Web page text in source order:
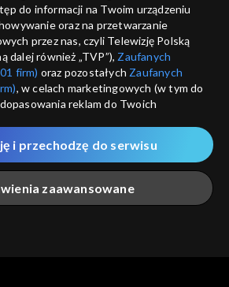
ANULUJ
do informacji na Twoim urządzeniu
oraz na przetwarzanie
przez nas, czyli Telewizję Polską
dalej również „TVP”), Zaufanych
firm) oraz pozostałych Zaufanych
, w celach marketingowych (w tym do
reklam do Twoich
a także zgody na udostępnianie
PPID do Google.
podczas odwiedzania przez
serwisówzwanych dalej
zapisywane za pomocą
zaawansowane
i przechodzę do serwisu